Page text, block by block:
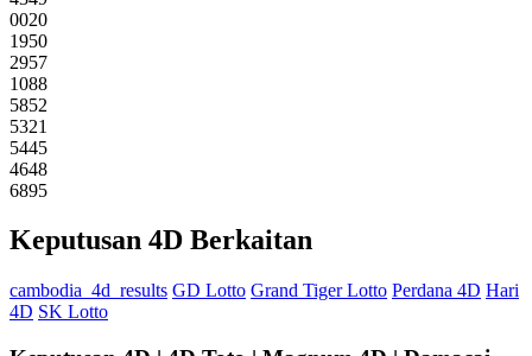
0020
1950
2957
1088
5852
5321
5445
4648
6895
Keputusan 4D Berkaitan
cambodia_4d_results GD Lotto Grand Tiger Lotto Perdana 4D Hari
4D SK Lotto